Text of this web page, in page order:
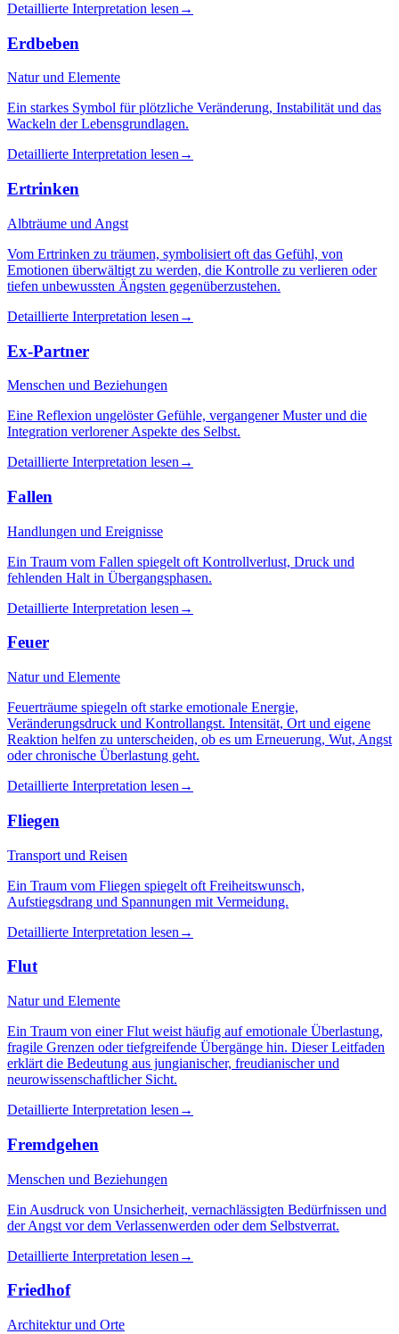
Detaillierte Interpretation lesen →
Erdbeben
Natur und Elemente
Ein starkes Symbol für plötzliche Veränderung, Instabilität und das
Wackeln der Lebensgrundlagen.
Detaillierte Interpretation lesen→
Ertrinken
Albträume und Angst
Vom Ertrinken zu träumen, symbolisiert oft das Gefühl, von
Emotionen überwältigt zu werden, die Kontrolle zu verlieren oder
tiefen unbewussten Ängsten gegenüberzustehen.
Detaillierte Interpretation lesen →
Ex-Partner
Menschen und Beziehungen
Eine Reflexion ungelöster Gefühle, vergangener Muster und die
Integration verlorener Aspekte des Selbst.
Detaillierte Interpretation lesen →
Fallen
Handlungen und Ereignisse
Ein Traum vom Fallen spiegelt oft Kontrollverlust, Druck und
fehlenden Halt in Übergangsphasen.
Detaillierte Interpretation lesen →
Feuer
Natur und Elemente
Feuerträume spiegeln oft starke emotionale Energie,
Veränderungsdruck und Kontrollangst. Intensität, Ort und eigene
Reaktion helfen zu unterscheiden, ob es um Erneuerung, Wut, Angst
oder chronische Überlastung geht.
Detaillierte Interpretation lesen →
Fliegen
Transport und Reisen
Ein Traum vom Fliegen spiegelt oft Freiheitswunsch,
Aufstiegsdrang und Spannungen mit Vermeidung.
Detaillierte Interpretation lesen →
Flut
Natur und Elemente
Ein Traum von einer Flut weist häufig auf emotionale Überlastung,
fragile Grenzen oder tiefgreifende Übergänge hin. Dieser Leitfaden
erklärt die Bedeutung aus jungianischer, freudianischer und
neurowissenschaftlicher Sicht.
Detaillierte Interpretation lesen →
Fremdgehen
Menschen und Beziehungen
Ein Ausdruck von Unsicherheit, vernachlässigten Bedürfnissen und
der Angst vor dem Verlassenwerden oder dem Selbstverrat.
Detaillierte Interpretation lesen →
Friedhof
Architektur und Orte